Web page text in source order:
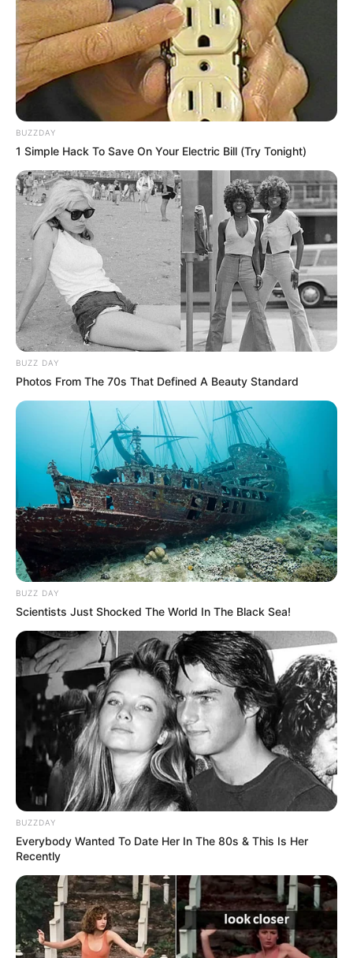
CABALGATA
Con la gran cabalgata hoy
en Arjona, arrancan las
fiestas patronales
En Riohacha, cancelan
eventos institucionales
durante celebración de la
Virgen de los Remedios
CARTAGENA
El 11 de noviembre será
día cívico en Cartagena
FIESTAS PATRONALES
Los niños con la Cabalgata
de caballitos de palo serán
protagonistas en las
fiestas de Arjona
BOLÍVAR
Municipio de Arjona
desfile de Comparsas
TEMAS DESTACADOS
EMERGENCIAS POR LLUVIAS
FUERTES LLUVIAS
VIA AL LLANO
LIGA BETPLAY
METRO DE MEDELLÍN
CORTES DE LUZ
FENÓMENO DEL NIÑO
BUZZDAY
1 Simple Hack To Save On Your Electric Bill (Try Tonight)
BUZZ DAY
Photos From The 70s That Defined A Beauty Standard
BUZZ DAY
Scientists Just Shocked The World In The Black Sea!
BUZZDAY
Everybody Wanted To Date Her In The 80s & This Is Her
Recently